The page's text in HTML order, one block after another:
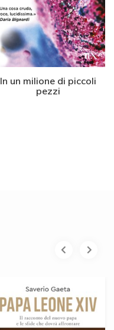
In un milione di piccoli
pezzi